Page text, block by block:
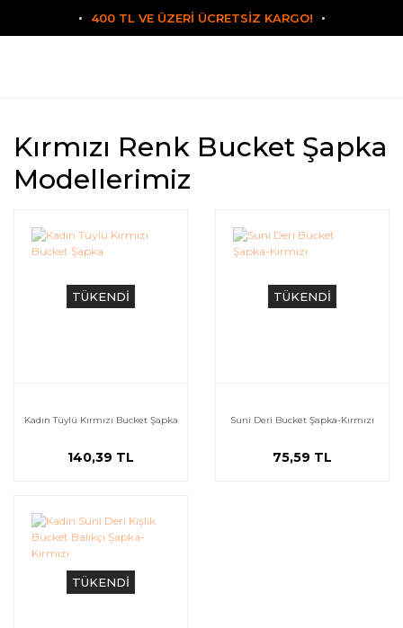
400 TL VE ÜZERİ ÜCRETSİZ KARGO!
Kırmızı Renk Bucket Şapka
Modellerimiz
TÜKENDİ
Kadın Tüylü Kırmızı Bucket Şapka
140,39 TL
TÜKENDİ
Suni Deri Bucket Şapka-Kırmızı
75,59 TL
TÜKENDİ